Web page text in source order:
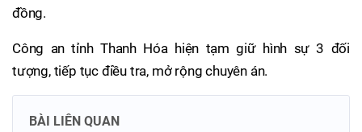
đồng.
Công an tỉnh Thanh Hóa hiện tạm giữ hình sự 3 đối
tượng, tiếp tục điều tra, mở rộng chuyên án.
BÀI LIÊN QUAN